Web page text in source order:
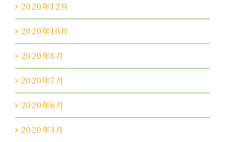
2020年12月
2020年10月
2020年8月
2020年7月
2020年6月
2020年3月